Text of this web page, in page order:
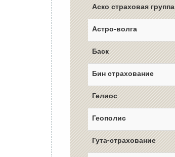
Аско страховая группа
Астро-волга
Баск
Бин страхование
Гелиос
Геополис
Гута-страхование